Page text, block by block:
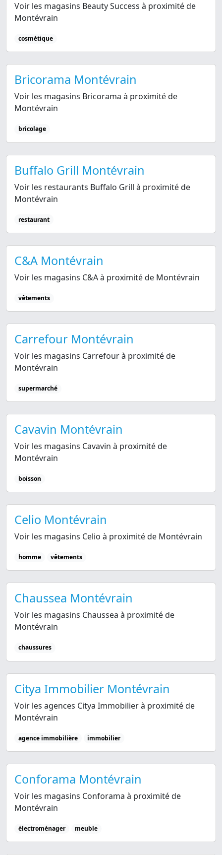
Voir les magasins Beauty Success à proximité de
Montévrain
cosmétique
Bricorama Montévrain
Voir les magasins Bricorama à proximité de
Montévrain
bricolage
Buffalo Grill Montévrain
Voir les restaurants Buffalo Grill à proximité de
Montévrain
restaurant
C&A Montévrain
Voir les magasins C&A à proximité de Montévrain
vêtements
Carrefour Montévrain
Voir les magasins Carrefour à proximité de
Montévrain
supermarché
Cavavin Montévrain
Voir les magasins Cavavin à proximité de
Montévrain
boisson
Celio Montévrain
Voir les magasins Celio à proximité de Montévrain
homme vêtements
Chaussea Montévrain
Voir les magasins Chaussea à proximité de
Montévrain
chaussures
Citya Immobilier Montévrain
Voir les agences Citya Immobilier à proximité de
Montévrain
agence immobilière immobilier
Conforama Montévrain
Voir les magasins Conforama à proximité de
Montévrain
électroménager meuble